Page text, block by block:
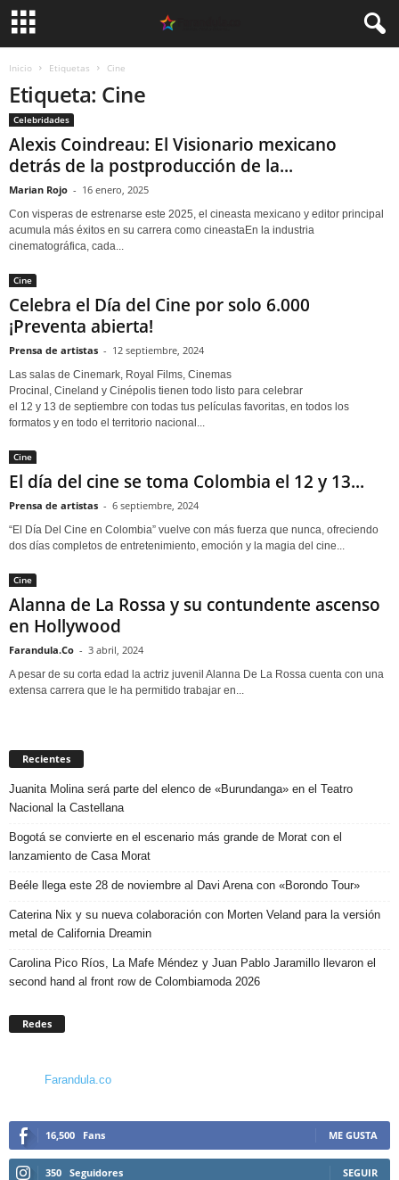
Inicio Etiquetas Cine
Etiqueta: Cine
Celebridades
Alexis Coindreau: El Visionario mexicano
detrás de la postproducción de la...
Marian Rojo - 16 enero, 2025
Con visperas de estrenarse este 2025, el cineasta mexicano y editor principal
acumula más éxitos en su carrera como cineastaEn la industria
cinematográfica, cada...
Cine
Celebra el Día del Cine por solo 6.000
¡Preventa abierta!
Prensa de artistas - 12 septiembre, 2024
Las salas de Cinemark, Royal Films, Cinemas
Procinal, Cineland y Cinépolis tienen todo listo para celebrar
el 12 y 13 de septiembre con todas tus películas favoritas, en todos los
formatos y en todo el territorio nacional...
Cine
El día del cine se toma Colombia el 12 y 13...
Prensa de artistas - 6 septiembre, 2024
“El Día Del Cine en Colombia” vuelve con más fuerza que nunca, ofreciendo
dos días completos de entretenimiento, emoción y la magia del cine...
Cine
Alanna de La Rossa y su contundente ascenso
en Hollywood
Farandula.Co - 3 abril, 2024
A pesar de su corta edad la actriz juvenil Alanna De La Rossa cuenta con una
extensa carrera que le ha permitido trabajar en...
Recientes
Juanita Molina será parte del elenco de «Burundanga» en el Teatro
Nacional la Castellana
Bogotá se convierte en el escenario más grande de Morat con el
lanzamiento de Casa Morat
Beéle llega este 28 de noviembre al Davi Arena con «Borondo Tour»
Caterina Nix y su nueva colaboración con Morten Veland para la versión
metal de California Dreamin
Carolina Pico Ríos, La Mafe Méndez y Juan Pablo Jaramillo llevaron el
second hand al front row de Colombiamoda 2026
Redes
Farandula.co
16,500 Fans ME GUSTA
350 Seguidores SEGUIR